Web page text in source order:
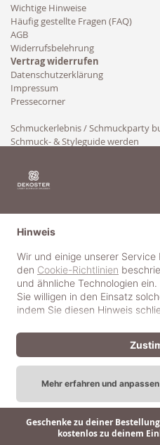
Geschenke zu deiner
kostenlos zu deinem
Wichtige Hinweise
Häufig gestellte Fragen (FAQ)
AGB
Widerrufsbelehrung
Vertrag widerrufen
Datenschutzerklärung
Impressum
Pressecorner
Schmuckerlebnis / Schmuckparty
Schmuck- & Styleguide werden
© 2018-2025 dekoster GmbH
Hinweis
Wir und einige unserer
den Cookie-Richtlinien
und ähnliche Technologien ein.
Sie willigen in den Einsatz
indem Sie diesen Hinweis
Mehr erfahren und anpassen